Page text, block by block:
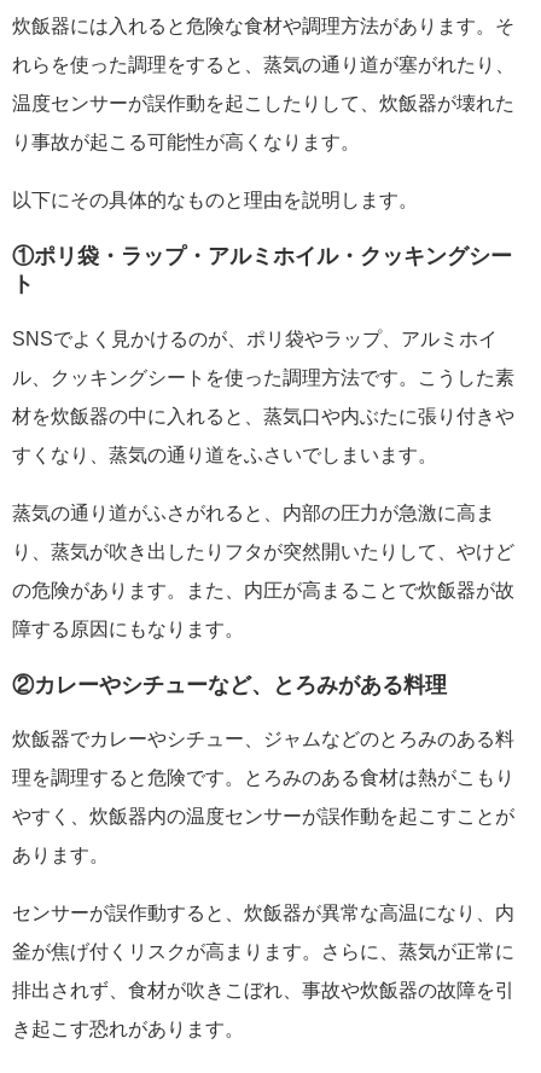
炊飯器には入れると危険な食材や調理方法があります。そ
れらを使った調理をすると、蒸気の通り道が塞がれたり、
温度センサーが誤作動を起こしたりして、炊飯器が壊れた
り事故が起こる可能性が高くなります。
以下にその具体的なものと理由を説明します。
①ポリ袋・ラップ・アルミホイル・クッキングシー
ト
SNSでよく見かけるのが、ポリ袋やラップ、アルミホイ
ル、クッキングシートを使った調理方法です。こうした素
材を炊飯器の中に入れると、蒸気口や内ぶたに張り付きや
すくなり、蒸気の通り道をふさいでしまいます。
蒸気の通り道がふさがれると、内部の圧力が急激に高ま
り、蒸気が吹き出したりフタが突然開いたりして、やけど
の危険があります。また、内圧が高まることで炊飯器が故
障する原因にもなります。
②カレーやシチューなど、とろみがある料理
炊飯器でカレーやシチュー、ジャムなどのとろみのある料
理を調理すると危険です。とろみのある食材は熱がこもり
やすく、炊飯器内の温度センサーが誤作動を起こすことが
あります。
センサーが誤作動すると、炊飯器が異常な高温になり、内
釜が焦げ付くリスクが高まります。さらに、蒸気が正常に
排出されず、食材が吹きこぼれ、事故や炊飯器の故障を引
き起こす恐れがあります。